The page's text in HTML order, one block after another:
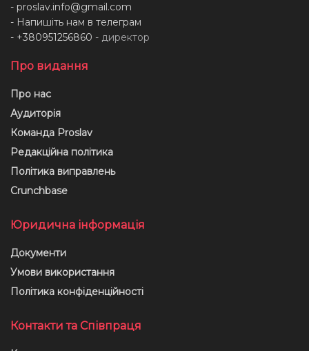
- proslav.info@gmail.com
- Напишіть нам в телеграм
- +380951256860 - директор
Про видання
Про нас
Аудиторія
Команда Proslav
Редакційна політика
Політика виправлень
Crunchbase
Юридична інформація
Документи
Умови використання
Політика конфіденційності
Контакти та Співпраця